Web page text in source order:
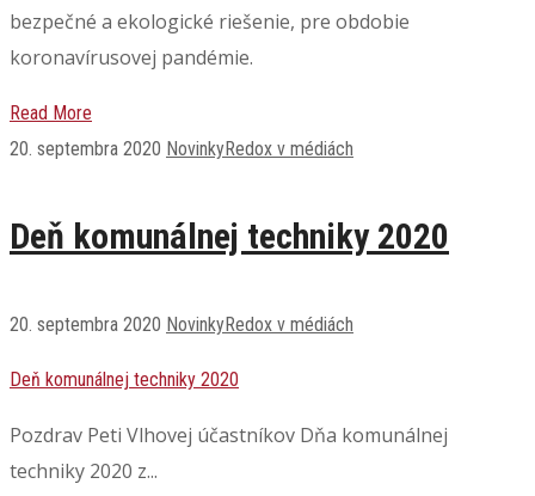
bezpečné a ekologické riešenie, pre obdobie
koronavírusovej pandémie.
Read More
20. septembra 2020 NovinkyRedox v médiách
Deň komunálnej techniky 2020
20. septembra 2020 NovinkyRedox v médiách
Deň komunálnej techniky 2020
Pozdrav Peti Vlhovej účastníkov Dňa komunálnej
techniky 2020 z...